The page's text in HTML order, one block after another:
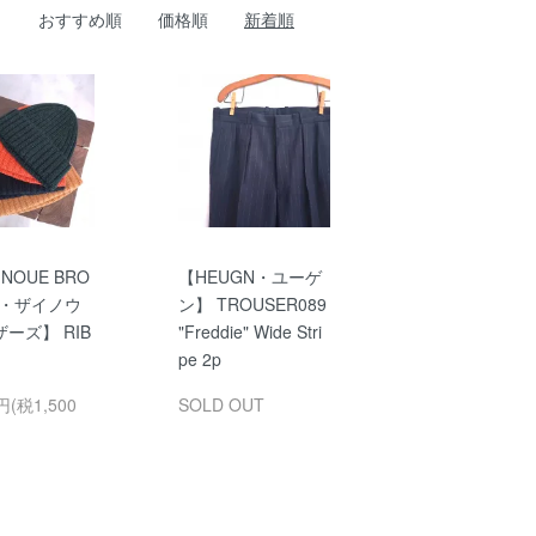
おすすめ順 価格順 新着順
BRO
ザイノウ
ーズ】 RIB
(税1,500
【HEUGN・ユーゲ
ン】 TROUSER089
"Freddie" Wide Stri
pe 2p
SOLD OUT